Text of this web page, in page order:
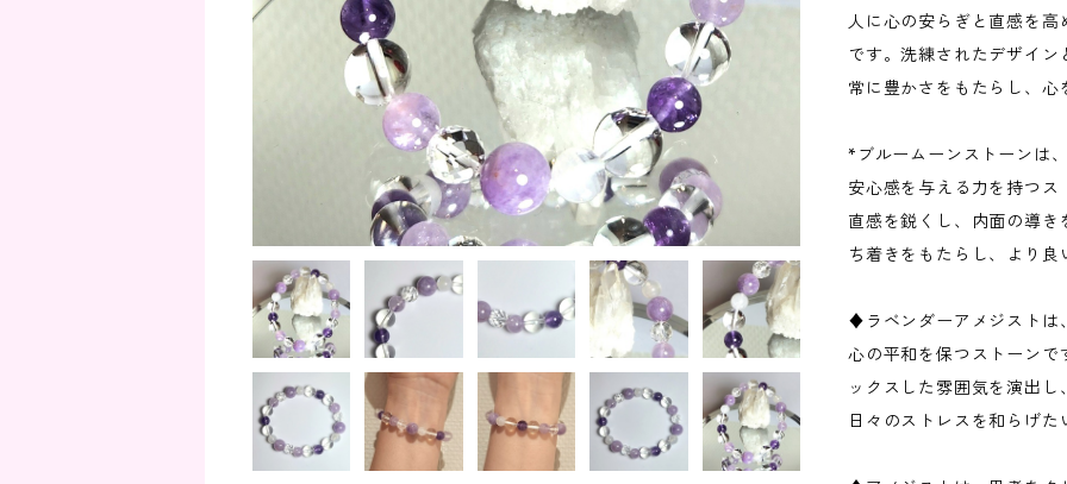
人に心の安らぎと直感を
です。洗練されたデザイ
常に豊かさをもたらし、
*ブルームーンストーンは
安心感を与える力を持つ
直感を鋭くし、内面の導
ち着きをもたらし、より
♦ラベンダーアメジストは
心の平和を保つストーン
ックスした雰囲気を演出
日々のストレスを和らげ